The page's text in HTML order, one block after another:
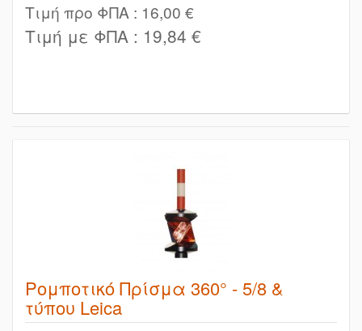
Τιμή προ ΦΠΑ : 16,00 €
Τιμή με ΦΠΑ : 19,84 €
Ρομποτικό Πρίσμα 360° - 5/8 &
τύπου Leica